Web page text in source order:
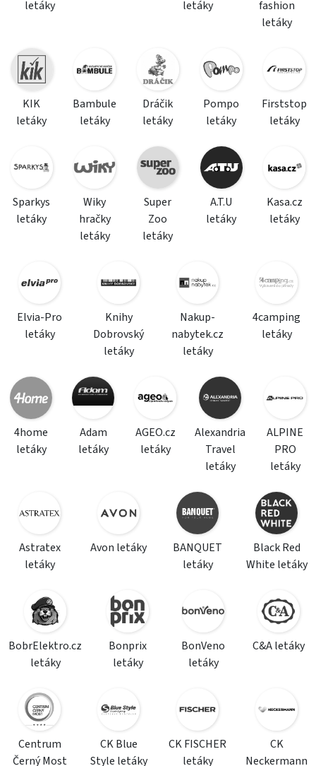
letáky
letáky
fashion
letáky
KIK
letáky
Bambule
letáky
Dráčik
letáky
Pompo
letáky
Firststop
letáky
Sparkys
letáky
Wiky
hračky
letáky
Super
Zoo
letáky
A.T.U
letáky
Kasa.cz
letáky
Elvia-Pro
letáky
Knihy
Dobrovský
letáky
Nakup-
nabytek.cz
letáky
4camping
letáky
4home
letáky
Adam
letáky
AGEO.cz
letáky
Alexandria
Travel
letáky
ALPINE
PRO
letáky
Astratex
letáky
Avon letáky
BANQUET
letáky
Black Red
White letáky
BobrElektro.cz
letáky
Bonprix
letáky
BonVeno
letáky
C&A letáky
Centrum
Černý Most
CK Blue
Style letáky
CK FISCHER
letáky
CK
Neckermann